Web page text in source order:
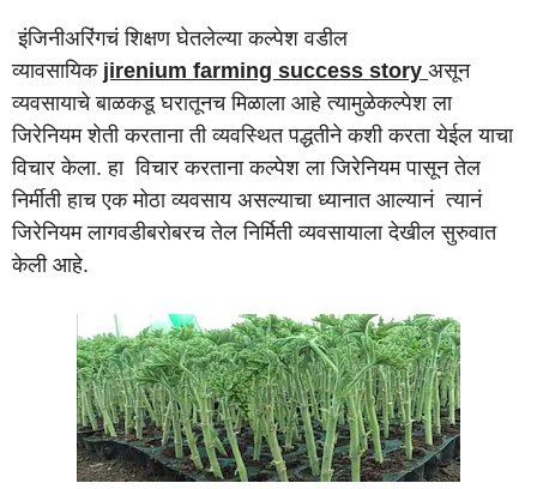
इंजिनीअरिंगचं शिक्षण घेतलेल्या कल्पेश वडील
व्यावसायिक jirenium farming success story असून
व्यवसायाचे बाळकडू घरातूनच मिळाला आहे त्यामुळेकल्पेश ला
जिरेनियम शेती करताना ती व्यवस्थित पद्धतीने कशी करता येईल याचा
विचार केला. हा विचार करताना कल्पेश ला जिरेनियम पासून तेल
निर्मीती हाच एक मोठा व्यवसाय असल्याचा ध्यानात आल्यानं त्यानं
जिरेनियम लागवडीबरोबरच तेल निर्मिती व्यवसायाला देखील सुरुवात
केली आहे.